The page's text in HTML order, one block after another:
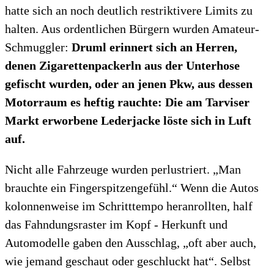
hatte sich an noch deutlich restriktivere Limits zu
halten. Aus ordentlichen Bürgern wurden Amateur-
Schmuggler: Druml erinnert sich an Herren,
denen Zigarettenpackerln aus der Unterhose
gefischt wurden, oder an jenen Pkw, aus dessen
Motorraum es heftig rauchte: Die am Tarviser
Markt erworbene Lederjacke löste sich in Luft
auf.
Nicht alle Fahrzeuge wurden perlustriert. „Man
brauchte ein Fingerspitzengefühl.“ Wenn die Autos
kolonnenweise im Schritttempo heranrollten, half
das Fahndungsraster im Kopf - Herkunft und
Automodelle gaben den Ausschlag, „oft aber auch,
wie jemand geschaut oder geschluckt hat“. Selbst